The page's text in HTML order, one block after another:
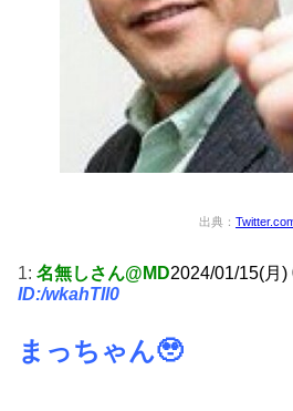
出典：
1: 名無しさん@MD2024/01/15(月)
ID:/wkahTIl0
まっちゃん🥹